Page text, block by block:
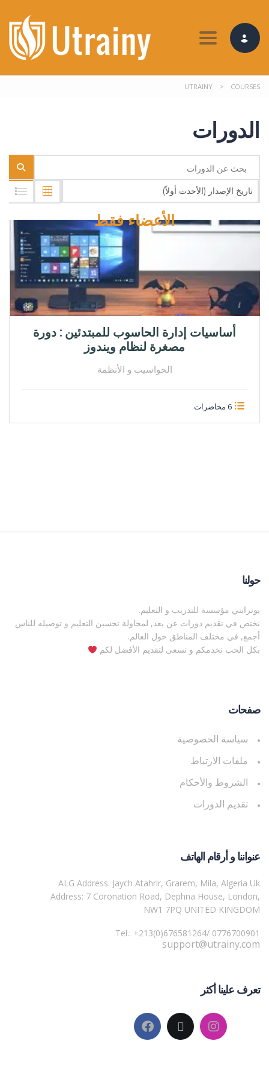
Toggle
UTRAINY > COURSES
الدورات
تاريخ الإصدار (الأحدث أولاً)
الأعضاء فقط
أساسيات إدارة الحاسوب للمبتدئين : دورة
مصغرة لنظام ويندوز
الحواسيب و الأنظمة
6 محاضرات
حولنا
يوترايني مؤسسة للتدريب و التعليم.
نختص في تقديم دورات عن بعد, لمحاولة تحسين التعليم و توصيله للناس
أجمع, في مختلف المناطق حول العالم.
بكل الحب نخدمكم و نسعى لتقديم الأفضل لكم
صفحات
سياسة الخصوصية
ملفات الارتباط
الشروط والأحكام
تقديم الدورات
عنواننا و أرقام الهاتف
ALG Address: Jaych Atahrir, Grarem, Mila, Algeria Uk
Address: 7 Coronation Road, Dephna House, London,
NW1 7PQ UNITED KINGDOM
Tel.: +213(0)676581264/ 0776700901
support@utrainy.com
تعرف علينا أكثر